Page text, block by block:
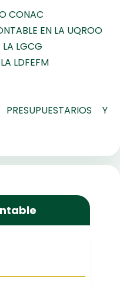
CONAC
EN LA UQROO
LGCG
LDFEFM
Y